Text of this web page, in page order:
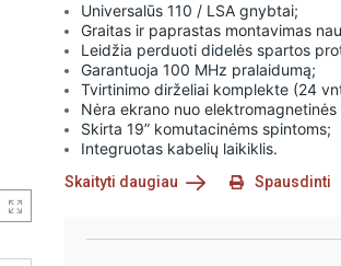
Universalūs 110 / LSA gnybtai;
Graitas ir paprastas montavimas
Leidžia perduoti didelės spartos
Garantuoja 100 MHz pralaidumą;
Tvirtinimo dirželiai komplekte (24
Nėra ekrano nuo elektromagnetinės
Skirta 19” komutacinėms spintoms;
Integruotas kabelių laikiklis.
Skaityti daugiau Spausdinti